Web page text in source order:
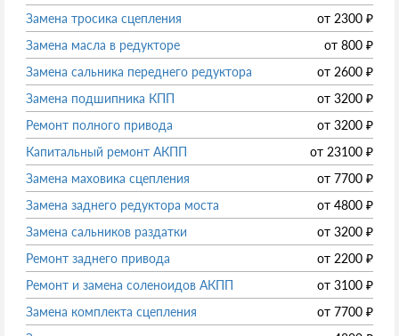
Замена тросика сцепления
от 2300 ₽
Замена масла в редукторе
от 800 ₽
Замена сальника переднего редуктора
от 2600 ₽
Замена подшипника КПП
от 3200 ₽
Ремонт полного привода
от 3200 ₽
Капитальный ремонт АКПП
от 23100 ₽
Замена маховика сцепления
от 7700 ₽
Замена заднего редуктора моста
от 4800 ₽
Замена сальников раздатки
от 3200 ₽
Ремонт заднего привода
от 2200 ₽
Ремонт и замена соленоидов АКПП
от 3100 ₽
Замена комплекта сцепления
от 7700 ₽